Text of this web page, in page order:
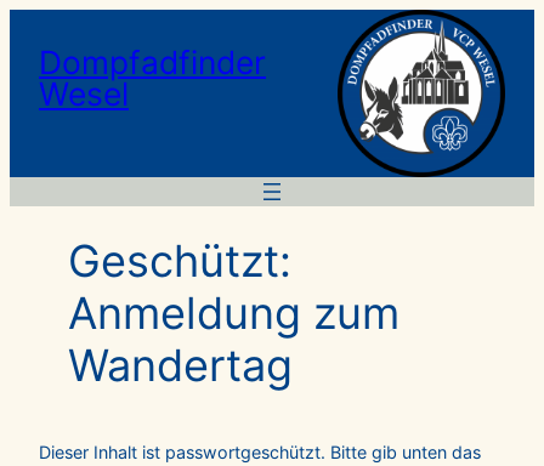
Dompfadfinder
Wesel
Geschützt:
Anmeldung zum
Wandertag
Dieser Inhalt ist passwortgeschützt. Bitte gib unten das